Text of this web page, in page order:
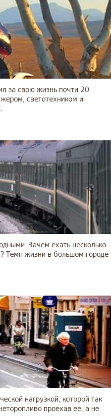
за свою жизнь почти 20
светотехником и
Зачем ехать несколько
Темп жизни в большом городе
нагрузкой, которой так
проехав ее, а не